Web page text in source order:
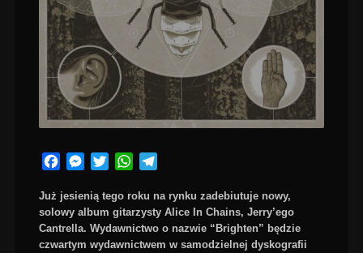
FacebookMessenger
TwitterWhatsApp
Już jesienią tego roku na rynku zadebiutuje nowy,
solowy album gitarzysty Alice In Chains, Jerry’ego
Cantrella. Wydawnictwo o nazwie “Brighten” będzie
czwartym wydawnictwem w samodzielnej dyskografii